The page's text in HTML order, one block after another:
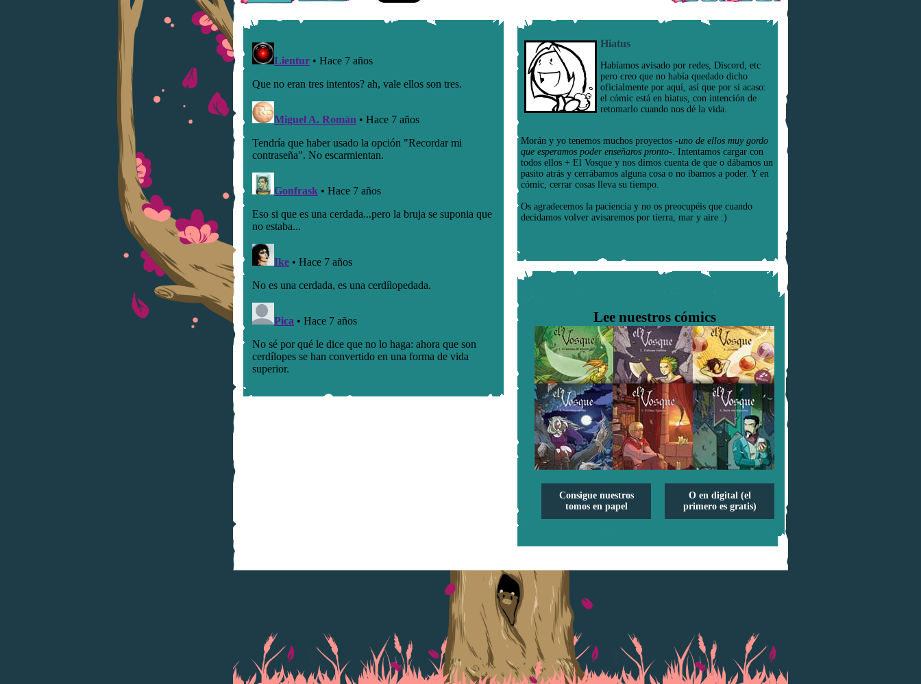
Hiatus
Habíamos avisado por redes, Discord, etc
pero creo que no había quedado dicho
oficialmente por aquí, así que por si acaso:
el cómic está en hiatus, con intención de
retomarlo cuando nos dé la vida.
Morán y yo tenemos muchos proyectos -uno de ellos muy gordo
que esperamos poder enseñaros pronto- . Intentamos cargar con
todos ellos + El Vosque y nos dimos cuenta de que o dábamos un
pasito atrás y cerrábamos alguna cosa o no íbamos a poder. Y en
cómic, cerrar cosas lleva su tiempo.
Os agradecemos la paciencia y no os preocupéis que cuando
decidamos volver avisaremos por tierra, mar y aire :)
Lee nuestros cómics
Consigue nuestros
tomos en papel
O en digital (el
primero es gratis)